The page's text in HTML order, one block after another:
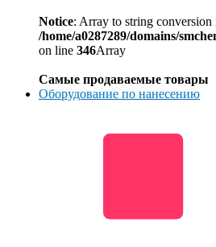
Notice: Array to string conversion
/home/a0287289/domains/
on line 346Array
Самые продаваемые товары
Оборудование по нанесению